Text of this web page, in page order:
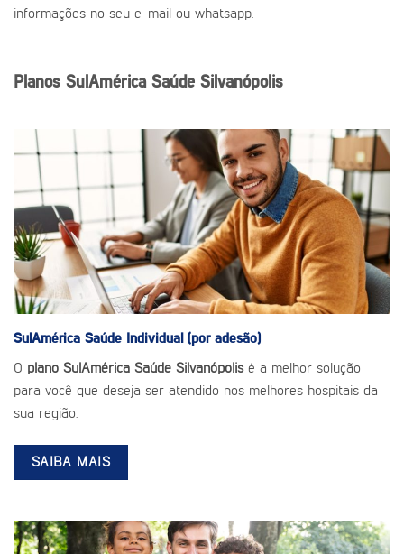
informações no seu e-mail ou whatsapp.
Planos SulAmérica Saúde Silvanópolis
SulAmérica Saúde Individual (por adesão)
O plano SulAmérica Saúde Silvanópolisé a melhor solução
para você que deseja ser atendido nos melhores hospitais da
sua região.
SAIBA MAIS